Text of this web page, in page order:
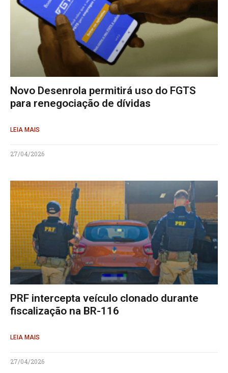
Novo Desenrola permitirá uso do FGTS
para renegociação de dívidas
LEIA MAIS
27/04/2026
PRF intercepta veículo clonado durante
fiscalização na BR-116
LEIA MAIS
27/04/2026